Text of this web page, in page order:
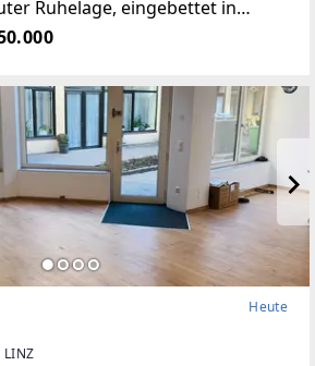
Ruhelage, eingebettet in
Liegenschaft bietet ein hohes
versprüht
Heute
LINZ